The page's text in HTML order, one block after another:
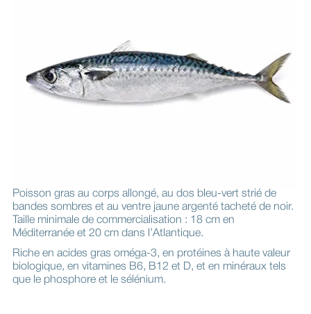
Poisson gras au corps allongé, au dos bleu-vert strié de
bandes sombres et au ventre jaune argenté tacheté de noir.
Taille minimale de commercialisation : 18 cm en
Méditerranée et 20 cm dans l’Atlantique.
Riche en acides gras oméga-3, en protéines à haute valeur
biologique, en vitamines B6, B12 et D, et en minéraux tels
que le phosphore et le sélénium.